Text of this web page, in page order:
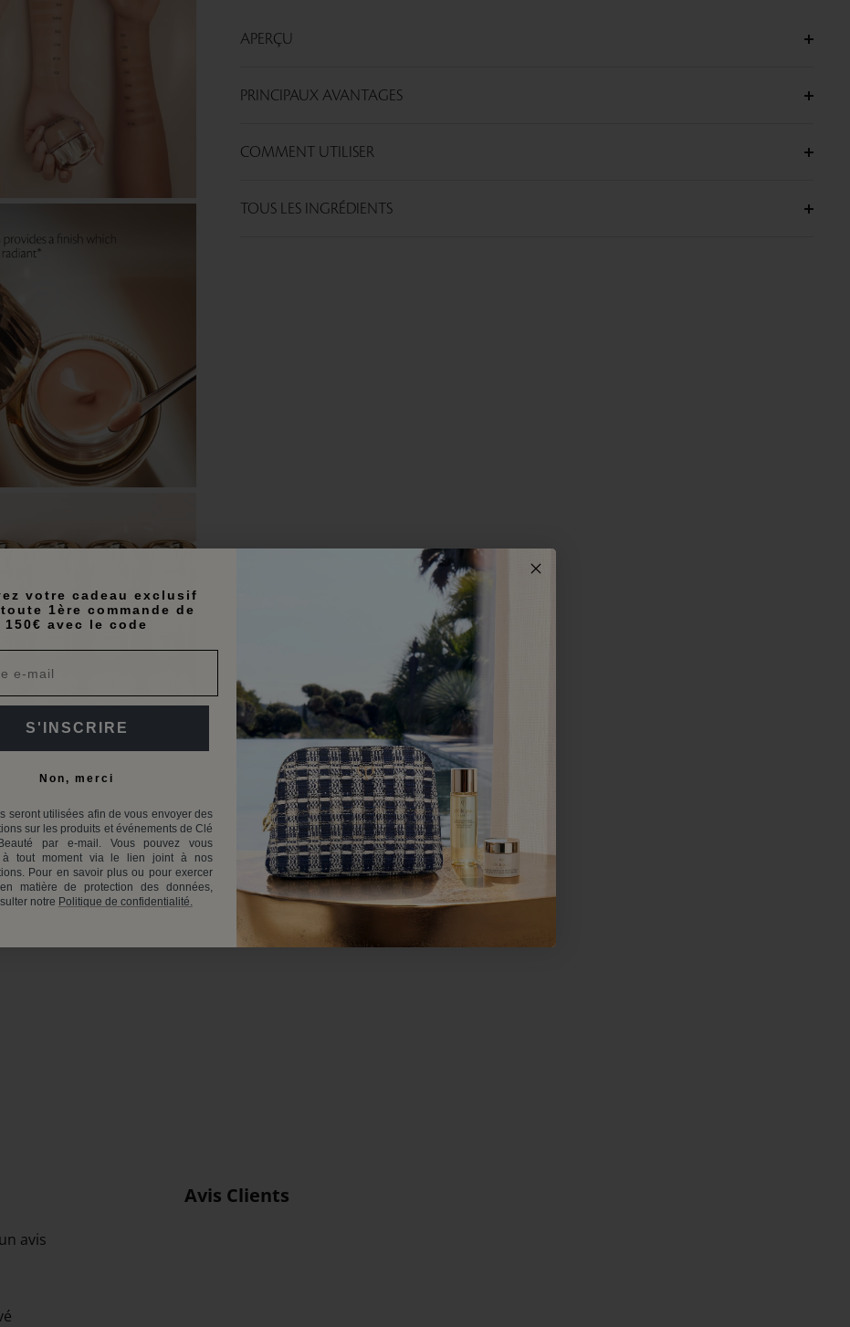
APERÇU
PRINCIPAUX AVANTAGES
COMMENT UTILISER
TOUS LES INGRÉDIENTS
Avis Clients
avis
votre cadeau exclusif
1ère commande de
150€ avec le code
S'INSCRIRE
Non, merci
seront utilisées afin de vous envoyer des
sur les produits et événements de Clé
par e-mail. Vous pouvez vous
à tout moment via le lien joint à nos
Pour en savoir plus ou pour exercer
matière de protection des données,
notre Politique de confidentialité.